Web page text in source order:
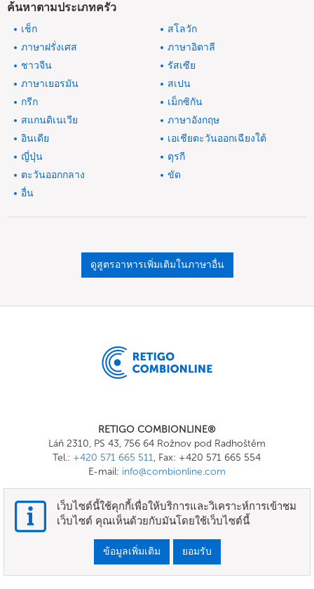
ค้นหาตามประเภทครัว
เช็ก
สโลวัก
ภาษาฝรั่งเศส
ภาษาอิตาลี
ชาวจีน
รัสเซีย
ภาษาเยอรมัน
สเปน
กรีก
เม็กซิกัน
สแกนดิเนเวีย
ภาษาอังกฤษ
อินเดีย
เอเชียตะวันออกเฉียงใต้
ญี่ปุ่น
ตุรกี
ตะวันออกกลาง
ขัด
อื่น
ดูสูตรอาหารเพิ่มเติมในภาษาอื่น
RETIGO COMBIONLINE®
Láň 2310, PS 43, 756 64 Rožnov pod Radhoštěm
Tel.: +420 571 665 511, Fax: +420 571 665 554
E-mail: info@combionline.com
OnlineMenu
ข้อกำหนดและเงื่อนไข
เว็บไซต์นี้ใช้คุกกี้เพื่อให้บริการและวิเคราะห์การเข้าชม
เว็บไซต์ คุณเห็นด้วยกับมันโดยใช้เว็บไซต์นี้
ข้อมูลเพิ่มเติม ยอมรับ